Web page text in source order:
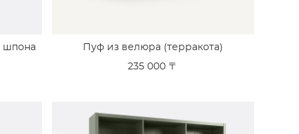
шпона
Пуф из велюра (терракота)
235 000 〒